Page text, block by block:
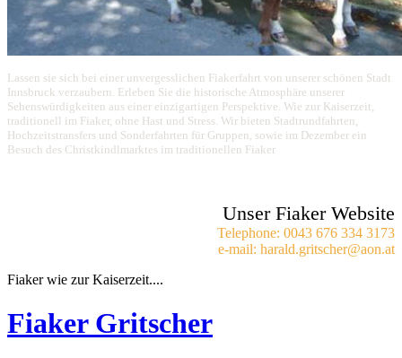
Lassen sie sich bei einer unvergesslichen Fiakerfahrt von unserer schönen Stadt
Innsbruck verzaubern. Erleben Sie die historische Atmosphäre unserer
Sehenswürdigkeiten aus einer einzigartigen Perspektive. Wie zur Kaiserzeit,
traditionell im Fiaker, ohne Hast und Stress. Wir bieten Stadtrundfahrten,
Hochzeitstransfers und Sonderfahrten für Gruppen, sowie im Dezember ein
Besuch des Christkindlmarktes im traditionellen Fiaker
Unser Fiaker Website
Telephone: 0043 676 334 3173
e-mail: harald.gritscher@aon.at
Fiaker wie zur Kaiserzeit....
Fiaker Gritscher